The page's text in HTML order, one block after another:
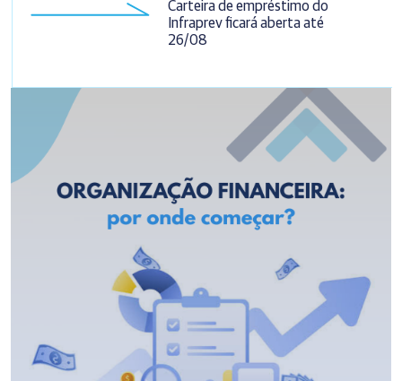
Carteira de empréstimo do
Infraprev ficará aberta até
26/08